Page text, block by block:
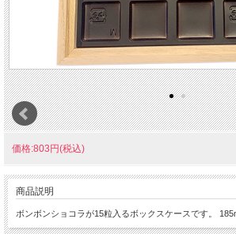
価格:803円(税込)
商品説明
ボンボンショコラが15粒入るボックスケースです。